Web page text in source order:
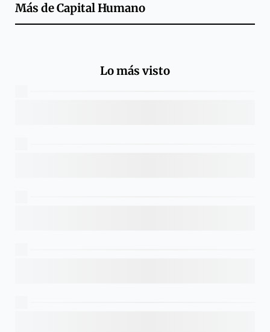
Más deCapital Humano
Lo más visto